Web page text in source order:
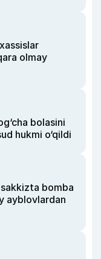
olmay
bolasini
hukmi o‘qildi
bomba
ayblovlardan